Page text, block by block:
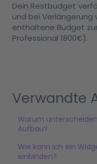
Dein Restbudget
und bei Verlängerung
enthaltene Budget
Professional 1800€).
Verwandte
Warum
Aufbau?
Wie kann ich ein
einbinden?